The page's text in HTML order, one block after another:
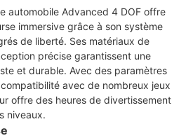
automobile Advanced 4 DOF offre
immersive grâce à son système
de liberté. Ses matériaux de
précise garantissent une
et durable. Avec des paramètres
avec de nombreux jeux
offre des heures de divertissement
niveaux.